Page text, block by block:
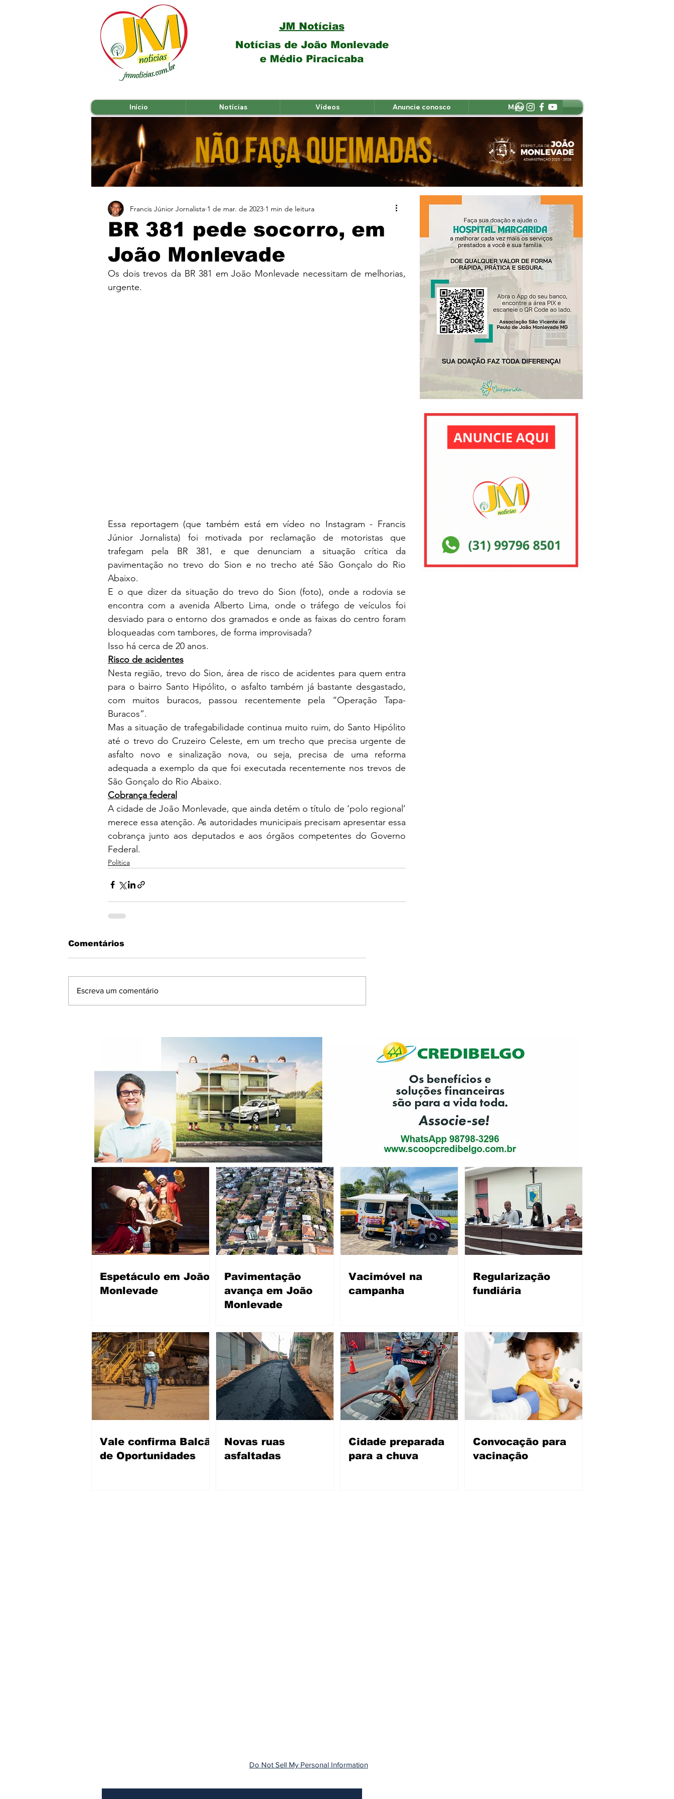
Notícias de João Monlevade
e Médio Piracicaba
JM Notícias
Início Notícias Vídeos Anuncie conosco Mais
BR 381 pede socorro, em
João Monlevade
Francis Júnior Jornalista 1 de mar. de 2023 1 min de leitura
Os dois trevos da BR 381 em João Monlevade necessitam de melhorias,
urgente.
Essa reportagem (que também está em vídeo no Instagram - Francis
Júnior Jornalista) foi motivada por reclamação de motoristas que
trafegam pela BR 381, e que denunciam a situação crítica da
pavimentação no trevo do Sion e no trecho até São Gonçalo do Rio
Abaixo.
E o que dizer da situação do trevo do Sion (foto), onde a rodovia se
encontra com a avenida Alberto Lima, onde o tráfego de veículos foi
desviado para o entorno dos gramados e onde as faixas do centro foram
bloqueadas com tambores, de forma improvisada?
Isso há cerca de 20 anos.
Risco de acidentes
Nesta região, trevo do Sion, área de risco de acidentes para quem entra
para o bairro Santo Hipólito, o asfalto também já bastante desgastado,
com muitos buracos, passou recentemente pela “Operação Tapa-
Buracos”.
Mas a situação de trafegabilidade continua muito ruim, do Santo Hipólito
até o trevo do Cruzeiro Celeste, em um trecho que precisa urgente de
asfalto novo e sinalização nova, ou seja, precisa de uma reforma
adequada a exemplo da que foi executada recentemente nos trevos de
São Gonçalo do Rio Abaixo.
Cobrança federal
A cidade de João Monlevade, que ainda detém o título de ‘polo regional’
merece essa atenção. As autoridades municipais precisam apresentar essa
cobrança junto aos deputados e aos órgãos competentes do Governo
Federal.
Política
Comentários
Escreva um comentário
Espetáculo em João
Monlevade
Pavimentação
avança em João
Monlevade
Vacimóvel na
campanha
Regularização
fundiária
Vale confirma Balcão
de Oportunidades
Novas ruas
asfaltadas
Cidade preparada
para a chuva
Convocação para
vacinação
Do Not Sell My Personal Information